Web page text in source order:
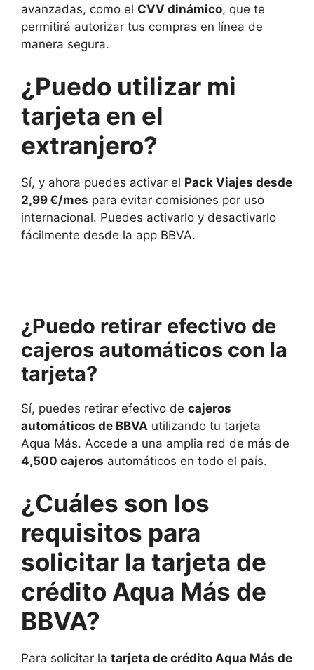
avanzadas, como el CVV dinámico, que te
permitirá autorizar tus compras en línea de
manera segura.
¿Puedo utilizar mi
tarjeta en el
extranjero?
Sí, y ahora puedes activar el Pack Viajes desde
2,99 €/mes para evitar comisiones por uso
internacional. Puedes activarlo y desactivarlo
fácilmente desde la app BBVA.
¿Puedo retirar efectivo de
cajeros automáticos con la
tarjeta?
Sí, puedes retirar efectivo de cajeros
automáticos de BBVA utilizando tu tarjeta
Aqua Más. Accede a una amplia red de más de
4,500 cajeros automáticos en todo el país.
¿Cuáles son los
requisitos para
solicitar la tarjeta de
crédito Aqua Más de
BBVA?
Para solicitar la tarjeta de crédito Aqua Más de